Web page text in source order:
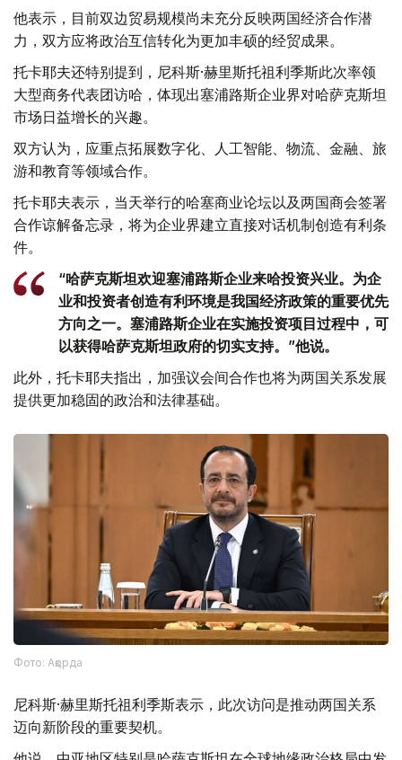
他表示，目前双边贸易规模尚未充分反映两国经济合作潜
力，双方应将政治互信转化为更加丰硕的经贸成果。
托卡耶夫还特别提到，尼科斯·赫里斯托祖利季斯此次率领
大型商务代表团访哈，体现出塞浦路斯企业界对哈萨克斯坦
市场日益增长的兴趣。
双方认为，应重点拓展数字化、人工智能、物流、金融、旅
游和教育等领域合作。
托卡耶夫表示，当天举行的哈塞商业论坛以及两国商会签署
合作谅解备忘录，将为企业界建立直接对话机制创造有利条
件。
“哈萨克斯坦欢迎塞浦路斯企业来哈投资兴业。为企
业和投资者创造有利环境是我国经济政策的重要优先
方向之一。塞浦路斯企业在实施投资项目过程中，可
以获得哈萨克斯坦政府的切实支持。”他说。
此外，托卡耶夫指出，加强议会间合作也将为两国关系发展
提供更加稳固的政治和法律基础。
Фото: Ақорда
尼科斯·赫里斯托祖利季斯表示，此次访问是推动两国关系
迈向新阶段的重要契机。